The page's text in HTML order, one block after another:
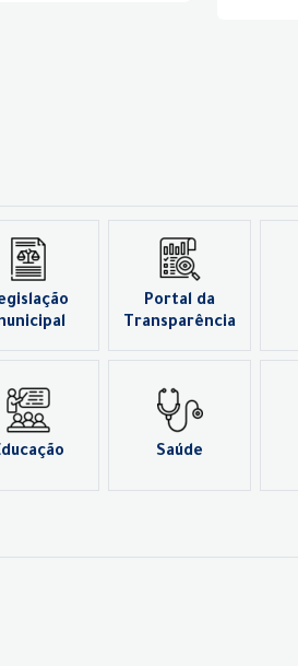
Portal da
Transparência
Saúde